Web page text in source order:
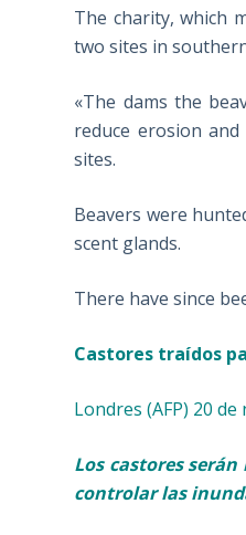
The charity, which
two sites in
«The dams the
reduce erosion
sites.
Beavers were
scent glands.
There have since
Castores traídos
Londres (AFP) 20
Los castores
controlar las